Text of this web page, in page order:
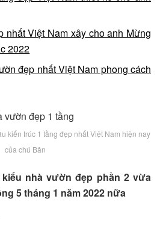
nhất Việt Nam xây cho anh Mừng
2022
đẹp nhất Việt Nam phong cách
kiến trúc 1 tầng đẹp nhất Việt Nam hiện nay
của chú Bân
kiểu nhà vườn đẹp phần 2 vừa
5 tháng 1 năm 2022 nữa